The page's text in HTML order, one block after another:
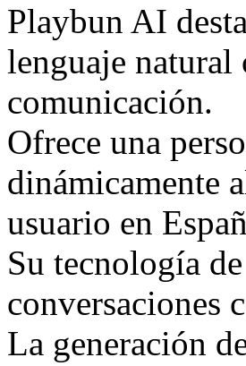
Playbun AI
lenguaje natural
comunicación.
Ofrece una
dinámicamente
usuario en
Su tecnología
conversaciones
La generación